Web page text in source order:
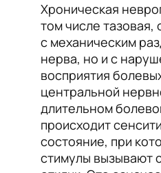
Хроническая
том числе тазовая,
с механическим
нерва, но и с
восприятия
центральной
длительном
происходит
состояние, при
стимулы вызывают